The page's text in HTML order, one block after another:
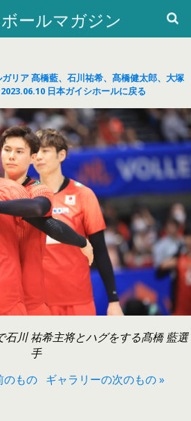
ールマガジン
リア 髙橋藍、石川祐希、髙橋健太郎、大塚
日本ガイシホールに戻る
川 祐希主将とハグをする髙橋 藍選
手
のもの ギャラリーの次のもの »